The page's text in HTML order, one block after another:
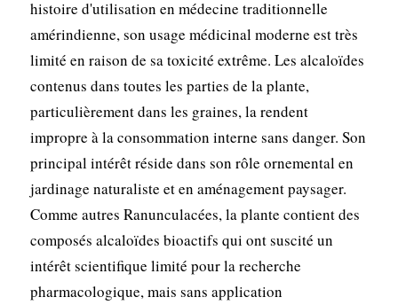
histoire d'utilisation en médecine traditionnelle
amérindienne, son usage médicinal moderne est très
limité en raison de sa toxicité extrême. Les alcaloïdes
contenus dans toutes les parties de la plante,
particulièrement dans les graines, la rendent
impropre à la consommation interne sans danger. Son
principal intérêt réside dans son rôle ornemental en
jardinage naturaliste et en aménagement paysager.
Comme autres Ranunculacées, la plante contient des
composés alcaloïdes bioactifs qui ont suscité un
intérêt scientifique limité pour la recherche
pharmacologique, mais sans application